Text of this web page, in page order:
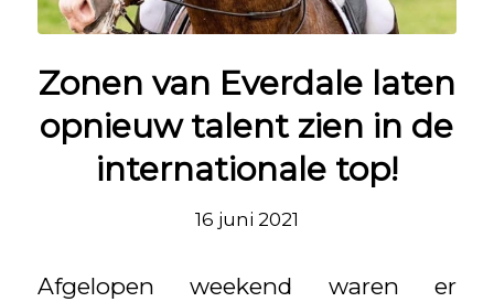
Zonen van Everdale laten
opnieuw talent zien in de
internationale top!
16 juni 2021
Afgelopen weekend waren er